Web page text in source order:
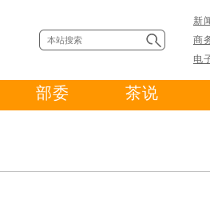
新
商
电
部委 茶说